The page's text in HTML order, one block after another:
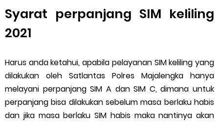
Syarat perpanjang SIM keliling
2021
Harus anda ketahui, apabila pelayanan SIM keliling yang
dilakukan oleh Satlantas Polres Majalengka hanya
melayani perpanjang SIM A dan SIM C, dimana untuk
perpanjang bisa dilakukan sebelum masa berlaku habis
dan jika masa berlaku SIM habis maka nantinya akan